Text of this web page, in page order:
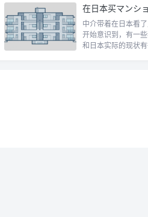
中介带着在日本看
开始意识到，有一
和日本实际的现状